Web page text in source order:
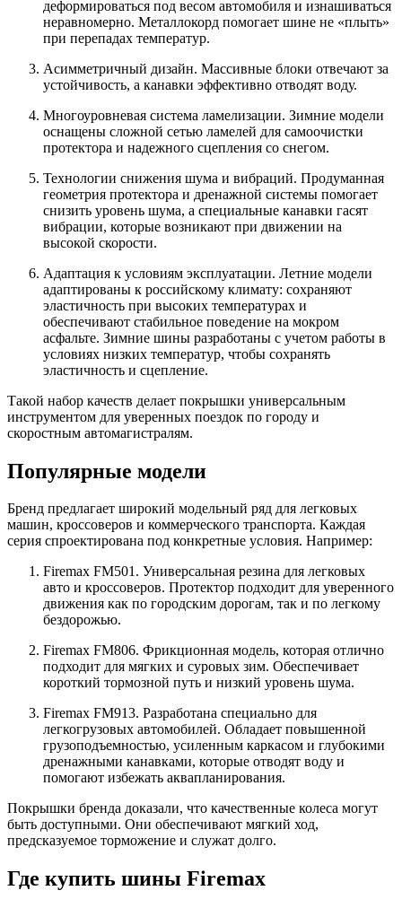
деформироваться под весом автомобиля и изнашиваться
неравномерно. Металлокорд помогает шине не «плыть»
при перепадах температур.
Асимметричный дизайн. Массивные блоки отвечают за
устойчивость, а канавки эффективно отводят воду.
Многоуровневая система ламелизации. Зимние модели
оснащены сложной сетью ламелей для самоочистки
протектора и надежного сцепления со снегом.
Технологии снижения шума и вибраций. Продуманная
геометрия протектора и дренажной системы помогает
снизить уровень шума, а специальные канавки гасят
вибрации, которые возникают при движении на
высокой скорости.
Адаптация к условиям эксплуатации. Летние модели
адаптированы к российскому климату: сохраняют
эластичность при высоких температурах и
обеспечивают стабильное поведение на мокром
асфальте. Зимние шины разработаны с учетом работы в
условиях низких температур, чтобы сохранять
эластичность и сцепление.
Такой набор качеств делает покрышки универсальным
инструментом для уверенных поездок по городу и
скоростным автомагистралям.
Популярные модели
Бренд предлагает широкий модельный ряд для легковых
машин, кроссоверов и коммерческого транспорта. Каждая
серия спроектирована под конкретные условия. Например:
Firemax FM501. Универсальная резина для легковых
авто и кроссоверов. Протектор подходит для уверенного
движения как по городским дорогам, так и по легкому
бездорожью.
Firemax FM806. Фрикционная модель, которая отлично
подходит для мягких и суровых зим. Обеспечивает
короткий тормозной путь и низкий уровень шума.
Firemax FM913. Разработана специально для
легкогрузовых автомобилей. Обладает повышенной
грузоподъемностью, усиленным каркасом и глубокими
дренажными канавками, которые отводят воду и
помогают избежать аквапланирования.
Покрышки бренда доказали, что качественные колеса могут
быть доступными. Они обеспечивают мягкий ход,
предсказуемое торможение и служат долго.
Где купить шины Firemax